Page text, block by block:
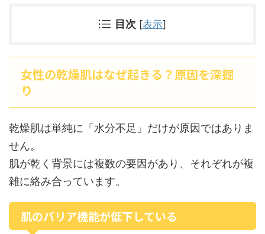
目次 [表示]
女性の乾燥肌はなぜ起きる？原因を深掘
り
乾燥肌は単純に「水分不足」だけが原因ではありま
せん。
肌が乾く背景には複数の要因があり、それぞれが複
雑に絡み合っています。
肌のバリア機能が低下している